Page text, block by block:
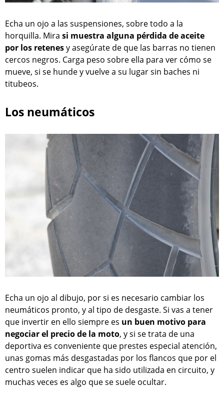
Echa un ojo a las suspensiones, sobre todo a la
horquilla. Mira si muestra alguna pérdida de aceite
por los retenesy asegúrate de que las barras no tienen
cercos negros. Carga peso sobre ella para ver cómo se
mueve, si se hunde y vuelve a su lugar sin baches ni
titubeos.
Los neumáticos
Echa un ojo al dibujo, por si es necesario cambiar los
neumáticos pronto, y al tipo de desgaste. Si vas a tener
que invertir en ello siempre es un buen motivo para
negociar el precio de la moto, y si se trata de una
deportiva es conveniente que prestes especial atención,
unas gomas más desgastadas por los flancos que por el
centro suelen indicar que ha sido utilizada en circuito, y
muchas veces es algo que se suele ocultar.